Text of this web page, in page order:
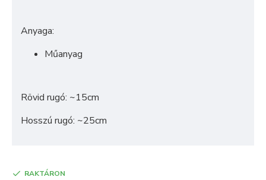
Anyaga:
Műanyag
Rövid rugó: ~15cm
Hosszú rugó: ~25cm
RAKTÁRON